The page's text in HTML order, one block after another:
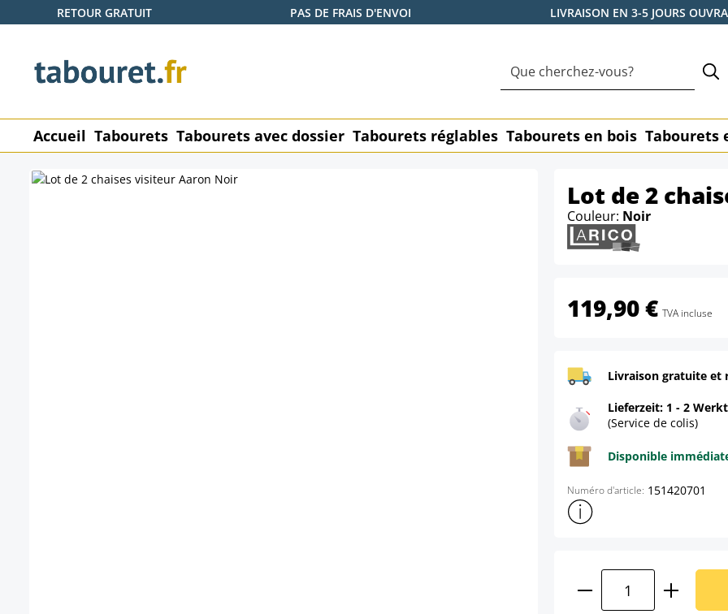
au contenu principal
Passer à la recherche
Passer à la navigation principale
RETOUR GRATUIT PAS DE FRAIS D'ENVOI LIVRAISON EN 3-5 JOURS
Accueil Tabourets Tabourets avec dossier Tabourets réglables Tabourets en bois Tabourets
Lot de 2
Couleur: Noir
119,90 € TVA incluse
Livraison gratuite et
Lieferzeit: 1 - 2
(Service de colis)
Disponible
Numéro d'article: 151420701
Afficher plus d'informations
Quantité de